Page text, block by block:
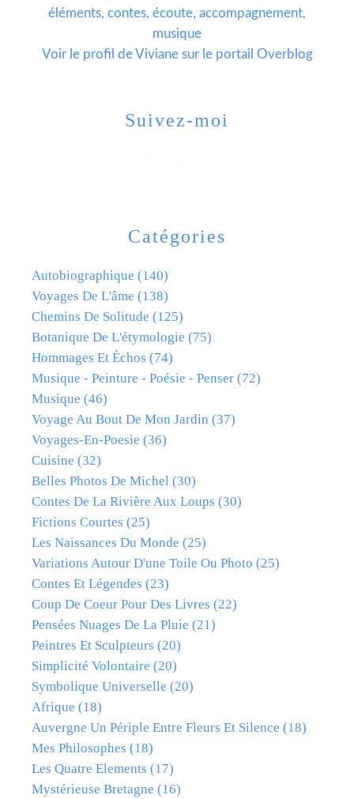
Catégories
Autobiographique (140)
Voyages De L'âme (138)
Chemins De Solitude (125)
Botanique De L'étymologie (75)
Hommages Et Échos (74)
Musique - Peinture - Poésie - Penser (72)
Musique (46)
Voyage Au Bout De Mon Jardin (37)
Voyages-En-Poesie (36)
Cuisine (32)
Belles Photos De Michel (30)
Contes De La Rivière Aux Loups (30)
Fictions Courtes (25)
Les Naissances Du Monde (25)
Variations Autour D'une Toile Ou Photo (25)
Contes Et Légendes (23)
Coup De Coeur Pour Des Livres (22)
Pensées Nuages De La Pluie (21)
Peintres Et Sculpteurs (20)
Simplicité Volontaire (20)
Symbolique Universelle (20)
Afrique (18)
Auvergne Un Périple Entre Fleurs Et Silence (18)
Mes Philosophes (18)
Les Quatre Elements (17)
Mystérieuse Bretagne (16)
éléments, contes, écoute, accompagnement,
musique
Voir le profil deVivianesur le portail Overblog
Suivez-moi